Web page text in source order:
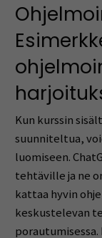
Kun kurssin
suunniteltua,
luomiseen.
tehtäville ja ne
kattaa hyvin
keskustelevan